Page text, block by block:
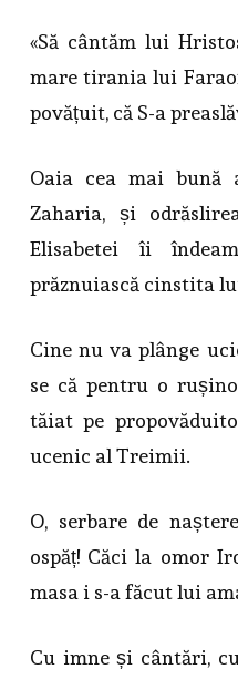
«Să cântăm lui
mare tirania lui
povățuit, că S-a
Oaia cea mai
Zaharia, și
Elisabetei îi
prăznuiască cinstita
Cine nu va plânge
se că pentru o
tăiat pe
ucenic al Treimii.
O, serbare de
ospăț! Căci la omor
masa i s-a făcut lui
Cu imne și cântări,